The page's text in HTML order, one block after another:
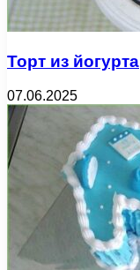
Торт из йогурта
07.06.2025